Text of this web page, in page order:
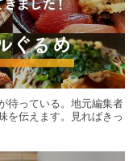
待っている。地元編集者
を伝えます。見ればきっ